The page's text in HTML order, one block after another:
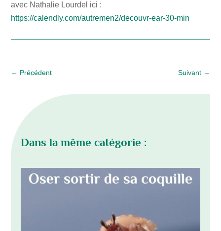
avec Nathalie Lourdel ici :
https://calendly.com/autremen2/decouvr-ear-30-min
← Précédent Suivant→
Dans la même catégorie :